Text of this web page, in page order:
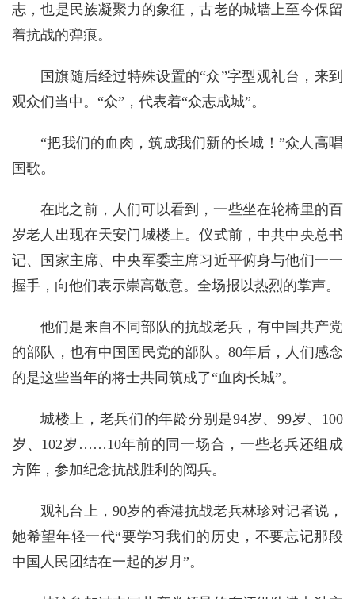
志，也是民族凝聚力的象征，古老的城墙上至今保留
着抗战的弹痕。
国旗随后经过特殊设置的“众”字型观礼台，来到
观众们当中。“众”，代表着“众志成城”。
“把我们的血肉，筑成我们新的长城！”众人高唱
国歌。
在此之前，人们可以看到，一些坐在轮椅里的百
岁老人出现在天安门城楼上。仪式前，中共中央总书
记、国家主席、中央军委主席习近平俯身与他们一一
握手，向他们表示崇高敬意。全场报以热烈的掌声。
他们是来自不同部队的抗战老兵，有中国共产党
的部队，也有中国国民党的部队。80年后，人们感念
的是这些当年的将士共同筑成了“血肉长城”。
城楼上，老兵们的年龄分别是94岁、99岁、100
岁、102岁……10年前的同一场合，一些老兵还组成
方阵，参加纪念抗战胜利的阅兵。
观礼台上，90岁的香港抗战老兵林珍对记者说，
她希望年轻一代“要学习我们的历史，不要忘记那段
中国人民团结在一起的岁月”。